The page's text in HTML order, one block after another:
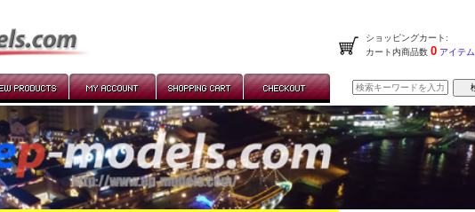
ショッピングカート:
カート内商品数 0アイテム